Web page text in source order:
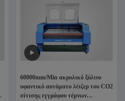
60000mm/Min ακρυλικό ξύλινο
υφαντικό αυτόματο λέιζερ του CO2
σίτισης εγγράφου τέμνων